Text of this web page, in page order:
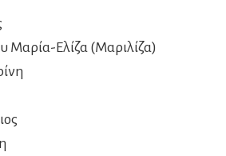
Μαρία-Ελίζα (Μαριλίζα)